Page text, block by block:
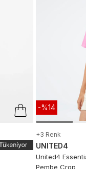
-%14
+3 Renk
UNITED4
United4
Pembe Crop